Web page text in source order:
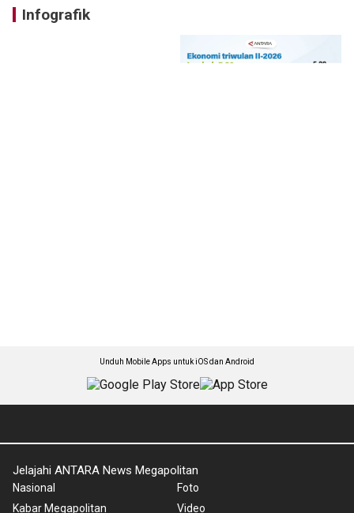
Infografik
Unduh Mobile Apps untuk iOS dan Android
Jelajahi ANTARA News Megapolitan
Nasional
Kabar Megapolitan
Foto
Video